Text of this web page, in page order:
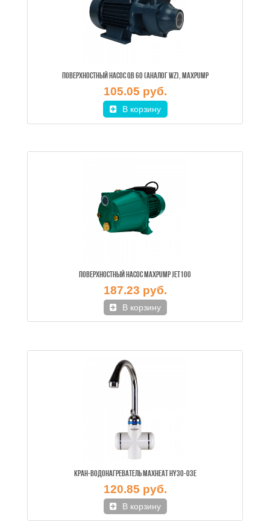
ПОВЕРХНОСТНЫЙ НАСОС QB 60 (АНАЛОГ WZ), MAXPUMP
105.05 руб.
В корзину
ПОВЕРХНОСТНЫЙ НАСОС MAXPUMP JET100
187.23 руб.
В корзину
КРАН-ВОДОНАГРЕВАТЕЛЬ MAXHEAT HY30-03E
120.85 руб.
В корзину